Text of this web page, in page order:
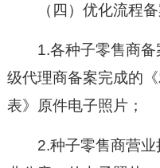
（四）优化流程
1.各种子零售商
级代理商备案完成的
表》原件电子照片；
2.种子零售商营